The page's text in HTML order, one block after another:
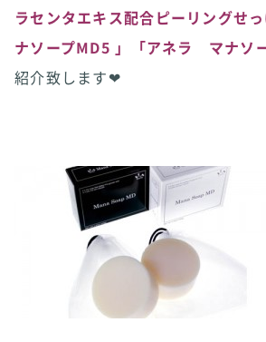
ラセンタエキス配合ピーリングせ
ナソープMD5 」「アネラ マナソ
紹介致します❤︎